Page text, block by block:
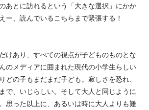
あとに訪れるという「大きな選択」にかか
ー、読んでいるこちらまで緊張する！
けあり、すべての視点が子どものものとな
のメディアに囲まれた現代の小学生らしい
どの子もまだまだ子ども。寂しさを恐れ、
で、いじらしい。そして大人と同じように
思った以上に、あるいは時に大人よりも難